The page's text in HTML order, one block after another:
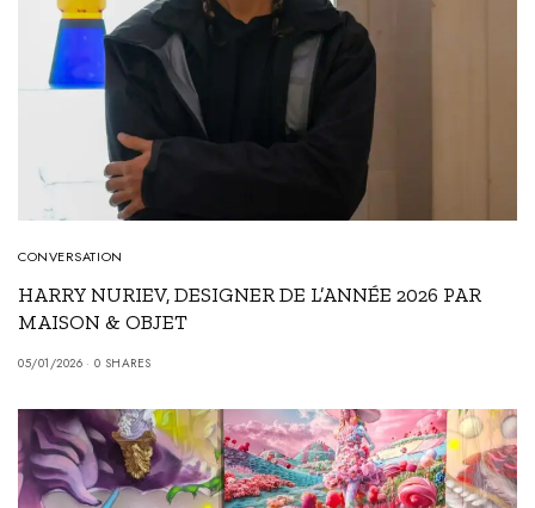
CONVERSATION
HARRY NURIEV, DESIGNER DE L’ANNÉE 2026 PAR
MAISON & OBJET
05/01/2026 0 SHARES